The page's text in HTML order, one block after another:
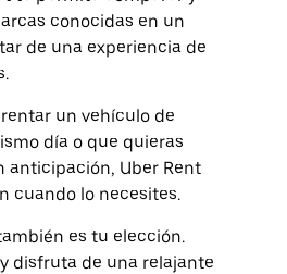
conocidas en un
de una experiencia de
un vehículo de
día o que quieras
anticipación, Uber Rent
cuando lo necesites.
es tu elección.
disfruta de una relajante